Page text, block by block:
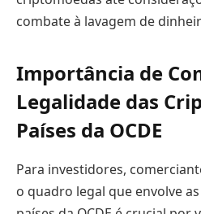
combate à lavagem de
Importância de
Legalidade das
Países da OCDE
Para investidores,
o quadro legal que envolve